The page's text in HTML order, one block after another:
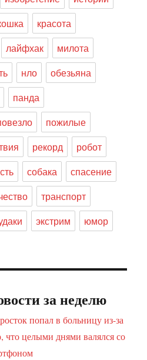
красота
лайфхак
милота
нло
обезьяна
панда
пожилые
рекорд
робот
собака
спасение
транспорт
экстрим юмор
за неделю
попал в больницу из-за
что целыми днями валялся со